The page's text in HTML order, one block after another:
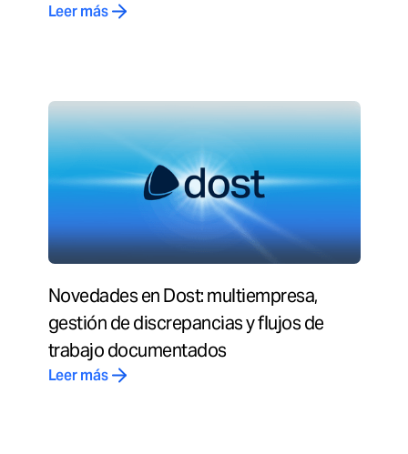
Leer más
Novedades en Dost: multiempresa,
gestión de discrepancias y flujos de
trabajo documentados
Leer más